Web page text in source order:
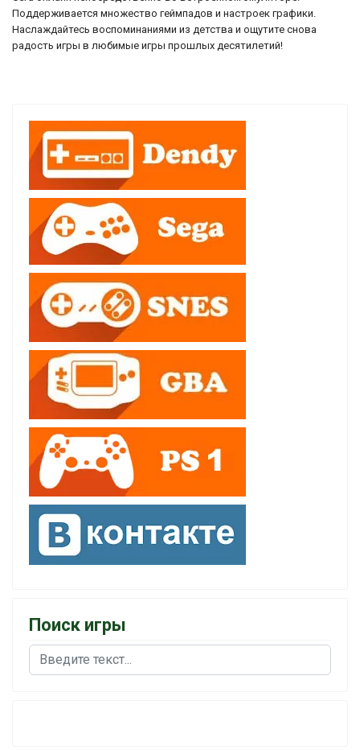
Поддерживается множество геймпадов и настроек графики.
Наслаждайтесь воспоминаниями из детства и ощутите снова
радость игры в любимые игры прошлых десятилетий!
Поиск игры
Поиск